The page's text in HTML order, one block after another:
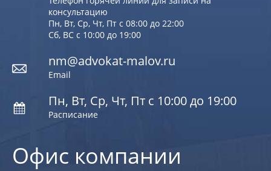
Офис компании
консультацию
Пн, Вт, Ср, Чт, Пт с 08:00 до 22:00
Сб, ВС с 10:00 до 19:00
nm@advokat-malov.ru
Email
Пн, Вт, Ср, Чт, Пт с 10:00 до 19:00
Расписание